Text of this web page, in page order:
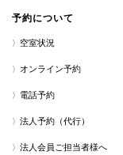
予約について
空室状況
オンライン予約
電話予約
法人予約（代行）
法人会員ご担当者様へ